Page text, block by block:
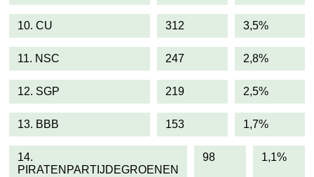
10. CU 312 3,5%
11. NSC 247 2,8%
12. SGP 219 2,5%
13. BBB 153 1,7%
14.
PIRATENPARTIJDEGROENEN
98 1,1%